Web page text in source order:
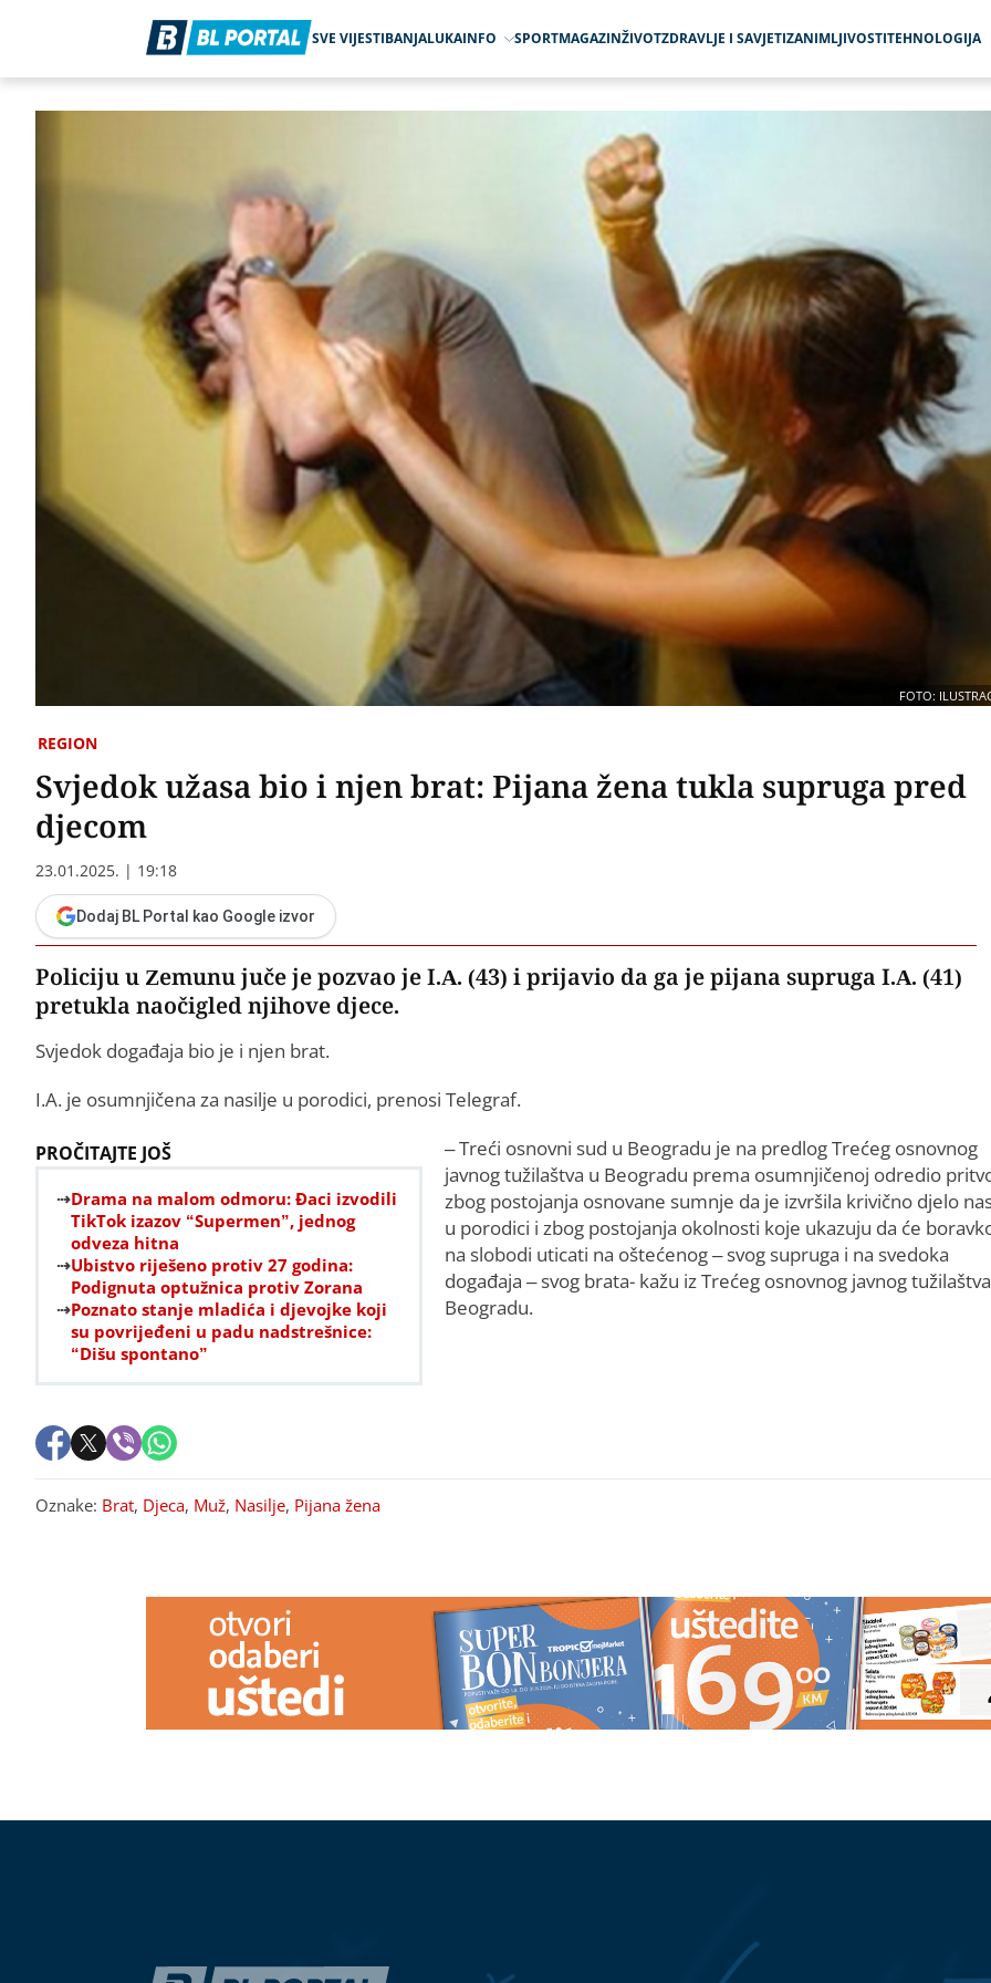
SVE VIJESTIBANJALUKAINFO SPORTMAGAZINŽIVOTZDRAVLJE I SAVJETIZANIMLJIVOSTITEHNOLOGIJA
FOTO:
REGION
Svjedok užasa bio i njen brat: Pijana žena tukla supruga pred
djecom
23.01.2025. | 19:18
Dodaj BL Portal kao Google izvor
Policiju u Zemunu juče je pozvao je I.A. (43) i prijavio da ga je pijana supruga I.A. (41)
pretukla naočigled njihove djece.
Svjedok događaja bio je i njen brat.
I.A. je osumnjičena za nasilje u porodici, prenosi Telegraf.
PROČITAJTE JOŠ
Drama na malom odmoru: Đaci izvodili
TikTok izazov “Supermen”, jednog
odveza hitna
Ubistvo riješeno protiv 27 godina:
Podignuta optužnica protiv Zorana
Poznato stanje mladića i djevojke koji
su povrijeđeni u padu nadstrešnice:
“Dišu spontano”
– Treći osnovni sud u Beogradu je na predlog Trećeg osnovnog
javnog tužilaštva u Beogradu prema osumnjičenoj odredio
zbog postojanja osnovane sumnje da je izvršila krivično djelo
u porodici i zbog postojanja okolnosti koje ukazuju da će
na slobodi uticati na oštećenog – svog supruga i na svedoka
događaja – svog brata- kažu iz Trećeg osnovnog javnog
Beogradu.
Oznake: Brat, Djeca, Muž, Nasilje, Pijana žena
reakciju na izjave njemačkog kolege